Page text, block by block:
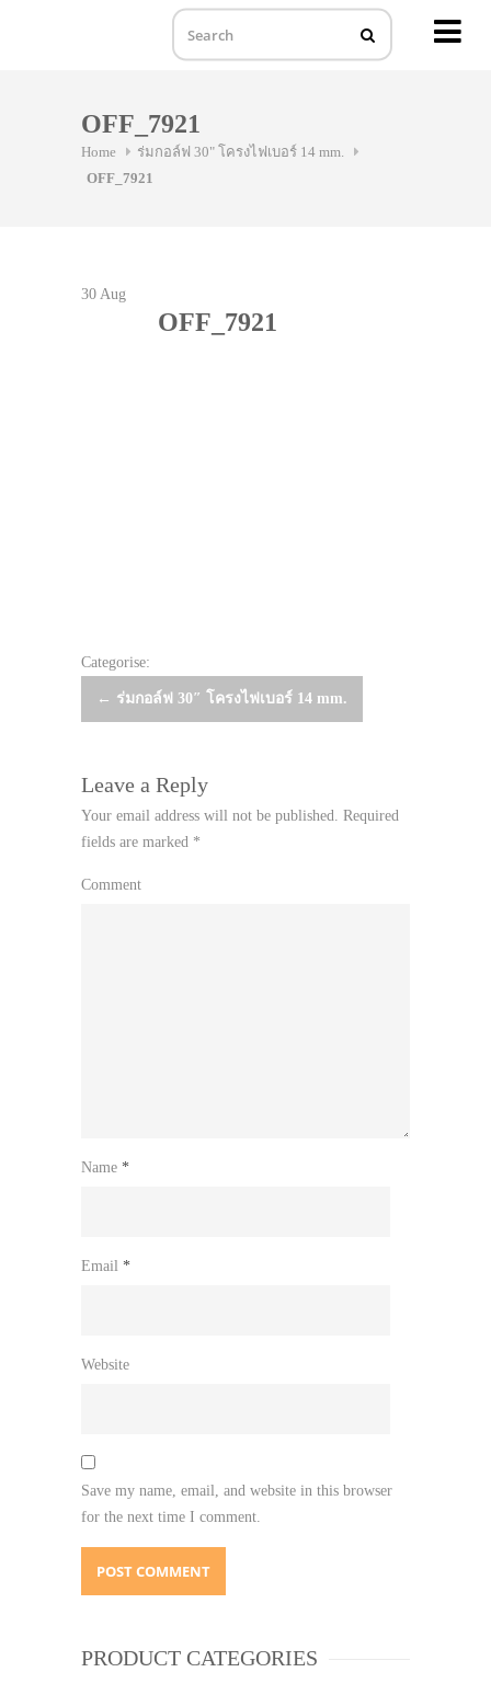
OFF_7921
Home
ร่มกอล์ฟ 30" โครงไฟเบอร์ 14 mm.
OFF_7921
30 Aug
OFF_7921
Categorise:
Post
← ร่มกอล์ฟ 30″ โครงไฟเบอร์ 14 mm.
Leave a Reply
Your email address will not be published. Required
fields are marked *
Comment
Name *
Email *
Website
Save my name, email, and website in this browser
for the next time I comment.
PRODUCT CATEGORIES